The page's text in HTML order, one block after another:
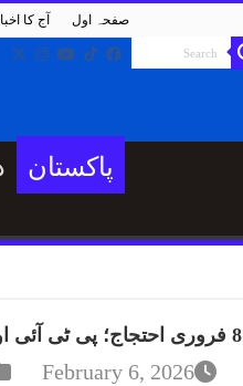
آج کا صفحہ اول
پاکستان
8 فروری احتجاج؛ پی ٹی آئی اور مولانا فضل الرحمان کے درمیان ملاقات طے
February 6, 2026